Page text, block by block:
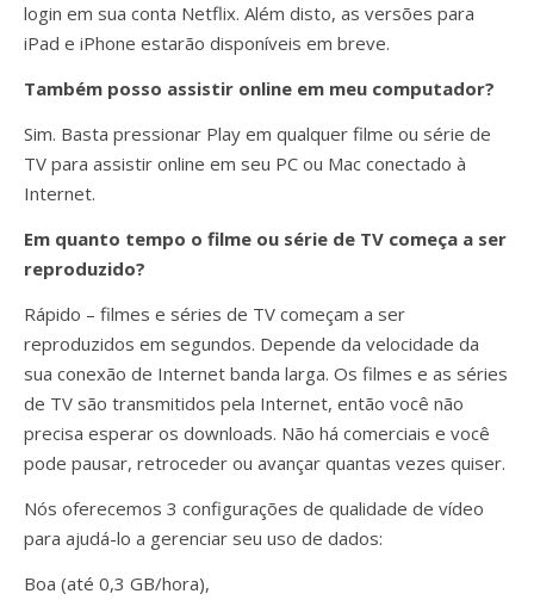
login em sua conta Netflix. Além disto, as versões para
iPad e iPhone estarão disponíveis em breve.
Também posso assistir online em meu computador?
Sim. Basta pressionar Play em qualquer filme ou série de
TV para assistir online em seu PC ou Mac conectado à
Internet.
Em quanto tempo o filme ou série de TV começa a ser
reproduzido?
Rápido – filmes e séries de TV começam a ser
reproduzidos em segundos. Depende da velocidade da
sua conexão de Internet banda larga. Os filmes e as séries
de TV são transmitidos pela Internet, então você não
precisa esperar os downloads. Não há comerciais e você
pode pausar, retroceder ou avançar quantas vezes quiser.
Nós oferecemos 3 configurações de qualidade de vídeo
para ajudá-lo a gerenciar seu uso de dados:
Boa (até 0,3 GB/hora),